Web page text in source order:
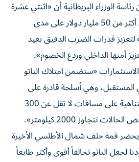
الوزراء البريطانية أن «اثنتي عشرة
دولة تستعد لتخصيص أكثر من 50 مليار دولار على مدى
لتعزيز قدرات الضرب الدقيق بعيد
أمنها الداخلي وردع الخصوم».
«ستضمن امتلاك الناتو
المستقبل، وهي أسلحة قادرة على
إصابة الأهداف بدقة متناهية على مسافات لا تقل عن 300
تتجاوز 2000 كيلومتر».
يحضر قمة حلف شمال الأطلسي الأخيرة
لجعل الناتو تحالفاً أقوى وأكثر طابعاً